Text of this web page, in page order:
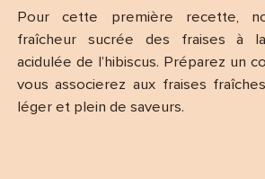
Pour cette première recette,
fraîcheur sucrée des fraises à
acidulée de l’hibiscus. Préparez un
vous associerez aux fraises
léger et plein de saveurs.